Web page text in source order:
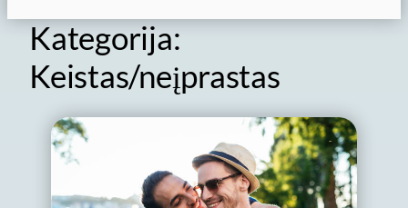
Kategorija:
Keistas/neįprastas